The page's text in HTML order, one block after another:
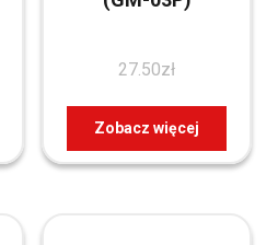
27.50zł
Zobacz więcej